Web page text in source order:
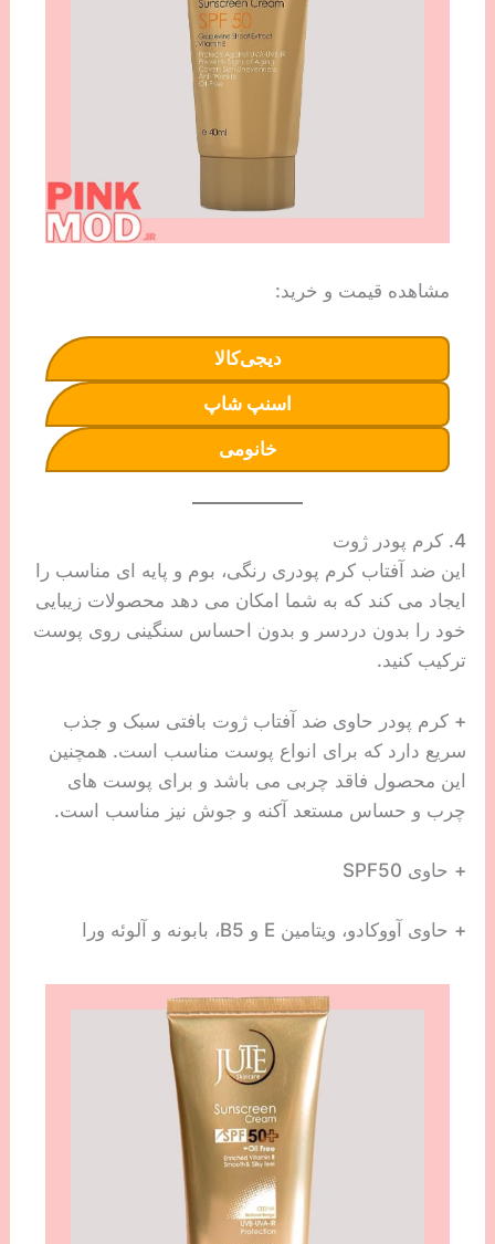
مشاهده قیمت و خرید:
دیجی‌کالا
اسنپ شاپ
خانومی
4. کرم پودر ژوت
این ضد آفتاب کرم پودری رنگی، بوم و پایه ای مناسب را
ایجاد می کند که به شما امکان می دهد محصولات زیبایی
خود را بدون دردسر و بدون احساس سنگینی روی پوست
ترکیب کنید.
+ کرم پودر حاوی ضد آفتاب ژوت بافتی سبک و جذب
سریع دارد که برای انواع پوست مناسب است. همچنین
این محصول فاقد چربی می باشد و برای پوست های
چرب و حساس مستعد آکنه و جوش نیز مناسب است.
+ حاوی SPF50
+ حاوی آووکادو، ویتامین E و B5، بابونه و آلوئه ورا